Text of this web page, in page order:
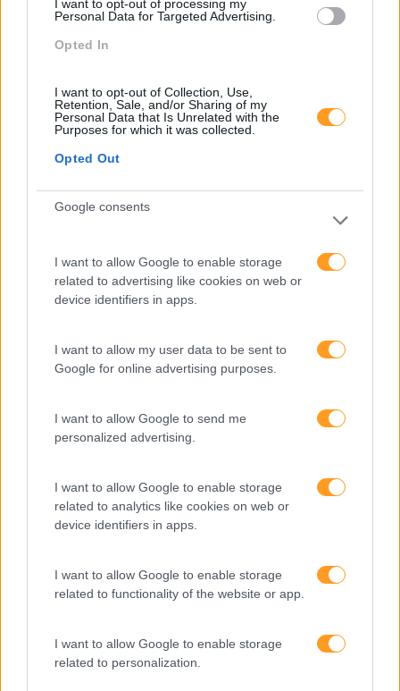
I want to opt-out of processing my
Personal Data for Targeted Advertising.
Opted In
I want to opt-out of Collection, Use,
Retention, Sale, and/or Sharing of my
Personal Data that Is Unrelated with the
Purposes for which it was collected.
Opted Out
Google consents
I want to allow Google to enable storage
related to advertising like cookies on web or
device identifiers in apps.
I want to allow my user data to be sent to
Google for online advertising purposes.
I want to allow Google to send me
personalized advertising.
I want to allow Google to enable storage
related to analytics like cookies on web or
device identifiers in apps.
I want to allow Google to enable storage
related to functionality of the website or app.
I want to allow Google to enable storage
related to personalization.
Pessoas
PORTO RH MEETING
Sem Categoria
Sustentabilidade
Tecnologias De Informação
ativa para reter talento,
melhorar o ambiente de
trabalho e aumentar a
O futuro dos líderes é
dados e os dados
exigem pensamento